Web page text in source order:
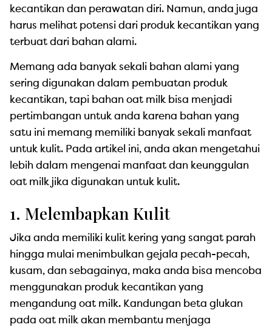
kecantikan dan perawatan diri. Namun, anda juga
harus melihat potensi dari produk kecantikan yang
terbuat dari bahan alami.
Memang ada banyak sekali bahan alami yang
sering digunakan dalam pembuatan produk
kecantikan, tapi bahan oat milk bisa menjadi
pertimbangan untuk anda karena bahan yang
satu ini memang memiliki banyak sekali manfaat
untuk kulit. Pada artikel ini, anda akan mengetahui
lebih dalam mengenai manfaat dan keunggulan
oat milk jika digunakan untuk kulit.
1. Melembapkan Kulit
Jika anda memiliki kulit kering yang sangat parah
hingga mulai menimbulkan gejala pecah-pecah,
kusam, dan sebagainya, maka anda bisa mencoba
menggunakan produk kecantikan yang
mengandung oat milk. Kandungan beta glukan
pada oat milk akan membantu menjaga